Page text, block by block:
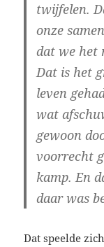
twijfelen.
onze
dat we het
Dat is het
leven
wat
gewoon
voorrecht
kamp. En
daar was
Dat speelde